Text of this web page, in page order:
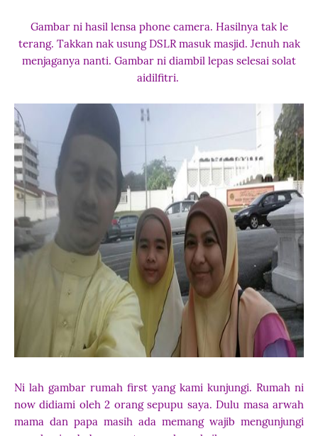
Gambar ni hasil lensa phone camera. Hasilnya tak le
terang. Takkan nak usung DSLR masuk masjid. Jenuh nak
menjaganya nanti. Gambar ni diambil lepas selesai solat
aidilfitri.
Ni lah gambar rumah first yang kami kunjungi. Rumah ni
now didiami oleh 2 orang sepupu saya. Dulu masa arwah
mama dan papa masih ada memang wajib mengunjungi